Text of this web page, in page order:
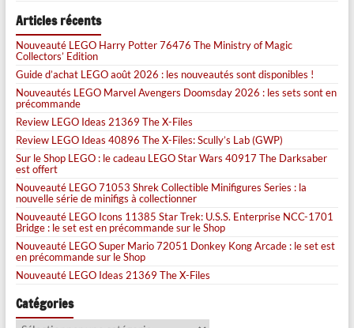
Articles récents
Nouveauté LEGO Harry Potter 76476 The Ministry of Magic
Collectors’ Edition
Guide d’achat LEGO août 2026 : les nouveautés sont disponibles !
Nouveautés LEGO Marvel Avengers Doomsday 2026 : les sets sont en
précommande
Review LEGO Ideas 21369 The X-Files
Review LEGO Ideas 40896 The X-Files: Scully’s Lab (GWP)
Sur le Shop LEGO : le cadeau LEGO Star Wars 40917 The Darksaber
est offert
Nouveauté LEGO 71053 Shrek Collectible Minifigures Series : la
nouvelle série de minifigs à collectionner
Nouveauté LEGO Icons 11385 Star Trek: U.S.S. Enterprise NCC-1701
Bridge : le set est en précommande sur le Shop
Nouveauté LEGO Super Mario 72051 Donkey Kong Arcade : le set est
en précommande sur le Shop
Nouveauté LEGO Ideas 21369 The X-Files
Catégories